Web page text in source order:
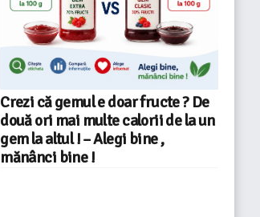
Crezi că gemul e doar fructe ? De
două ori mai multe calorii de la un
gem la altul ! – Alegi bine ,
mănânci bine !